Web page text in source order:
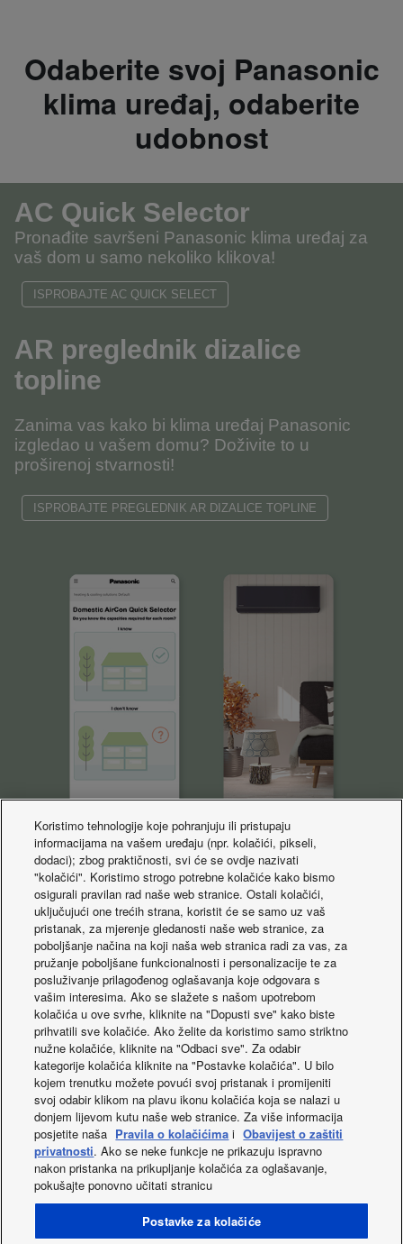
Odaberite svoj Panasonic
klima uređaj, odaberite
udobnost
AC Quick Selector
Pronađite savršeni Panasonic klima uređaj za
vaš dom u samo nekoliko klikova!
ISPROBAJTE AC QUICK SELECT
AR preglednik dizalice
topline
Zanima vas kako bi klima uređaj Panasonic
izgledao u vašem domu? Doživite to u
proširenoj stvarnosti!
ISPROBAJTE PREGLEDNIK AR DIZALICE TOPLINE
Pogledajte TZ
superkompaktan
Facebook Instagram Youtube
LinkedIn
Koristimo tehnologije koje pohranjuju ili pristupaju
informacijama na vašem uređaju (npr. kolačići, pikseli,
dodaci); zbog praktičnosti, svi će se ovdje nazivati
"kolačići". Koristimo strogo potrebne kolačiće kako bismo
osigurali pravilan rad naše web stranice. Ostali kolačići,
uključujući one trećih strana, koristit će se samo uz vaš
pristanak, za mjerenje gledanosti naše web stranice, za
poboljšanje načina na koji naša web stranica radi za vas, za
pružanje poboljšane funkcionalnosti i personalizacije te za
posluživanje prilagođenog oglašavanja koje odgovara s
vašim interesima. Ako se slažete s našom upotrebom
kolačića u ove svrhe, kliknite na "Dopusti sve" kako biste
prihvatili sve kolačiće. Ako želite da koristimo samo striktno
nužne kolačiće, kliknite na "Odbaci sve". Za odabir
kategorije kolačića kliknite na "Postavke kolačića". U bilo
kojem trenutku možete povući svoj pristanak i promijeniti
svoj odabir klikom na plavu ikonu kolačića koja se nalazi u
donjem lijevom kutu naše web stranice. Za više informacija
posjetite naša Pravila o kolačićima i Obavijest o zaštiti
privatnosti. Ako se neke funkcje ne prikazuju ispravno
nakon pristanka na prikupljanje kolačića za oglašavanje,
pokušajte ponovno učitati stranicu
Postavke za kolačiće